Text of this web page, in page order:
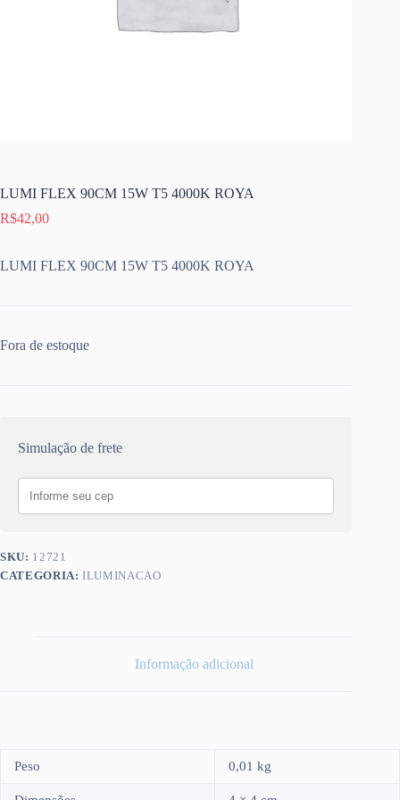
LUMI FLEX 90CM 15W T5 4000K ROYA
R$42,00
LUMI FLEX 90CM 15W T5 4000K ROYA
Fora de estoque
Simulação de frete
SKU: 12721
CATEGORIA:ILUMINACAO
Informação adicional
Peso 0,01 kg